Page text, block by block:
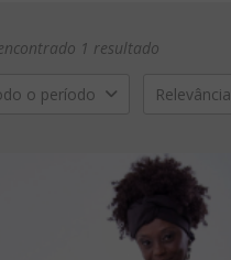
1 resultado
o período Relevância